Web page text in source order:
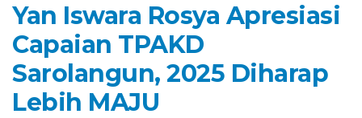
Yan Iswara Rosya Apresiasi
Capaian TPAKD
Sarolangun, 2025 Diharap
Lebih MAJU